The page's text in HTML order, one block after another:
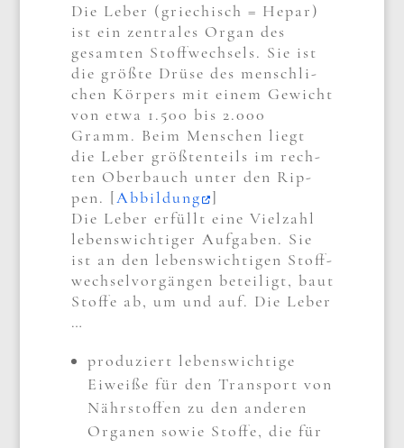
Die Leber (grie­chisch = Hepar)
ist ein zen­tra­les Organ des
gesam­ten Stoff­wech­sels. Sie ist
die größ­te Drü­se des mensch­li­
chen Kör­pers mit einem Gewicht
von etwa 1.500 bis 2.000
Gramm. Beim Men­schen liegt
die Leber größ­ten­teils im rech­
ten Ober­bauch unter den Rip­
pen. [Abbil­dung
]
Die Leber erfüllt eine Viel­zahl
lebens­wich­ti­ger Auf­ga­ben. Sie
ist an den lebens­wich­ti­gen Stoff­
wech­sel­vor­gän­gen betei­ligt, baut
Stof­fe ab, um und auf. Die Leber
…
pro­du­ziert lebens­wich­ti­ge
Eiwei­ße für den Trans­port von
Nähr­stof­fen zu den ande­ren
Orga­nen sowie Stof­fe, die für